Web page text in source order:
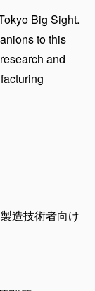
Big Sight.
to this
and
造技術者向け